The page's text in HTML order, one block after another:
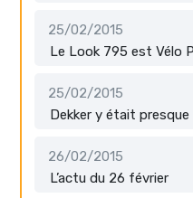
25/02/2015
Le Look 795 est Vélo
25/02/2015
Dekker y était presque
26/02/2015
L’actu du 26 février